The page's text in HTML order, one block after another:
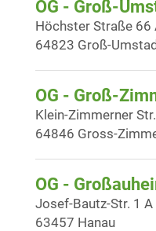
OG - Groß-
Höchster Straße 66
64823 Groß-
OG - Groß-
Klein-Zimmerner
64846 Gross-
OG -
Josef-Bautz-Str. 1 A
63457 Hanau